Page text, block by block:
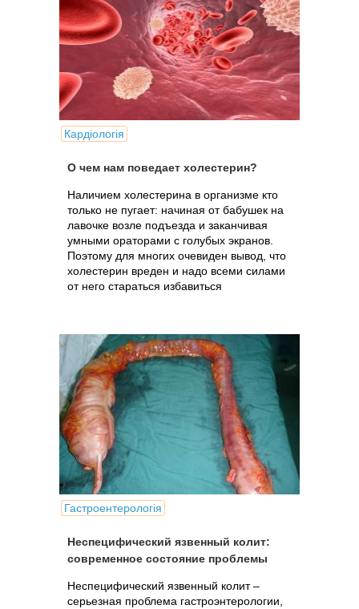
Кардіологія
О чем нам поведает холестерин?
Наличием холестерина в организме кто
только не пугает: начиная от бабушек на
лавочке возле подъезда и заканчивая
умными ораторами с голубых экранов.
Поэтому для многих очевиден вывод, что
холестерин вреден и надо всеми силами
от него стараться избавиться
Гастроентерологія
Неспецифический язвенный колит:
современное состояние проблемы
Неспецифический язвенный колит –
серьезная проблема гастроэнтерологии,